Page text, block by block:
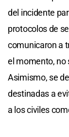
del incidente
protocolos de
comunicaron a
el momento, no
Asimismo, se
destinadas a
a los civiles